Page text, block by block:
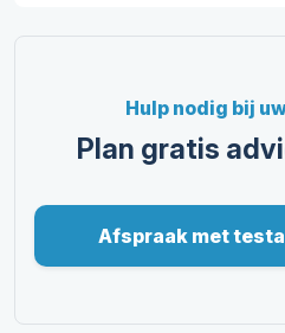
Hulp nodig bij
Plan gratis
Afspraak met